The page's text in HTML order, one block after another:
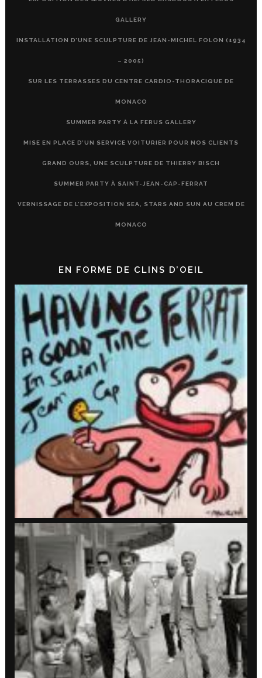
GALLERY
INSTALLATION D’UNE SCULPTURE DE JEAN-MICHEL FOLON (1934
– 2005)
SUR LES TERRASSES DU CENTRE CARDIO-THORACIQUE DE
MONACO
SUMMER PARTY À LA FERUS GALLERY
MISE EN PLACE D’UN SERVICE VOITURIER POUR NOS CLIENTS
GRAND OURS, UNE SCULPTURE DE THIERRY BISCH
SUMMER PARTY À SAINT-JEAN-CAP-FERRAT
VERNISSAGE DE L’EXPOSITION SEA, STARS AND SUN AU CREM DE
MONACO
EN FORME DE CLINS D’OEIL